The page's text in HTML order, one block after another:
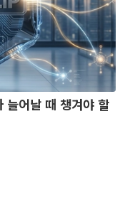
어날 때 챙겨야 할